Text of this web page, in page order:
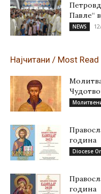
Павле“
NEWS
Најчитани / Most Read
година
Diocese
година